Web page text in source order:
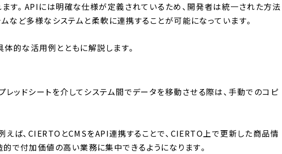
す。APIには明確な仕様が定義されているため、開発者は統一された方法
など多様なシステムと柔軟に連携することが可能になっています。
的な活用例とともに解説します。
ッドシートを介してシステム間でデータを移動させる際は、手動でのコピ
ば、CIERTOとCMSをAPI連携することで、CIERTO上で更新した商品情
で付加価値の高い業務に集中できるようになります。